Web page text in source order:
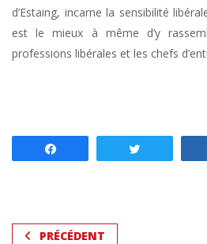
d’Estaing, incarne la sensibilité
est le mieux à même d’y
professions libérales et les chefs
PRÉCÉDENT